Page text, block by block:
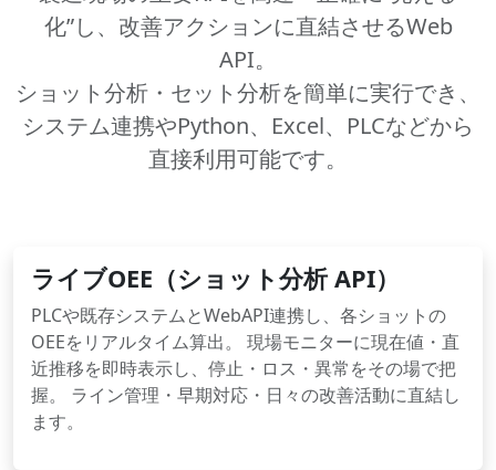
化”し、改善アクションに直結させるWeb
API。
ショット分析・セット分析を簡単に実行でき、
システム連携やPython、Excel、PLCなどから
直接利用可能です。
ライブOEE（ショット分析 API）
PLCや既存システムとWebAPI連携し、各ショットの
OEEをリアルタイム算出。 現場モニターに現在値・直
近推移を即時表示し、停止・ロス・異常をその場で把
握。 ライン管理・早期対応・日々の改善活動に直結し
ます。